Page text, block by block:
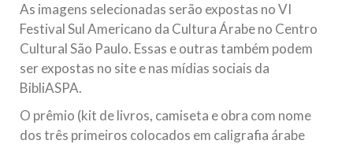
ministro das Relações Exteriores da
Na noite da quinta-feira, 03 de Abril, o Centro Islâmico no
Brasil recebeu em sua sede, em São Paulo, o ex-ministro das
Relações Exteriores da República Islâmica do Irã, Sr. Kamal
Kharrazi, que encontra-se visitando
As imagens selecionadas serão expostas no VI
Festival Sul Americano da Cultura Árabe no Centro
Cultural São Paulo. Essas e outras também podem
ser expostas no site e nas mídias sociais da
BibliASPA.
O prêmio (kit de livros, camiseta e obra com nome
dos três primeiros colocados em caligrafia árabe